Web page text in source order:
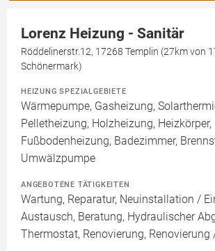
Lorenz Heizung - Sanitär
Röddelinerstr.12, 17268 Templin (27km von
Schönermark)
HEIZUNG SPEZIALGEBIETE
Wärmepumpe, Gasheizung,
Pelletheizung, Holzheizung, Heizkörper,
Fußbodenheizung, Badezimmer,
Umwälzpumpe
ANGEBOTENE TÄTIGKEITEN
Wartung, Reparatur, Neuinstallation /
Austausch, Beratung, Hydraulischer
Thermostat, Renovierung,